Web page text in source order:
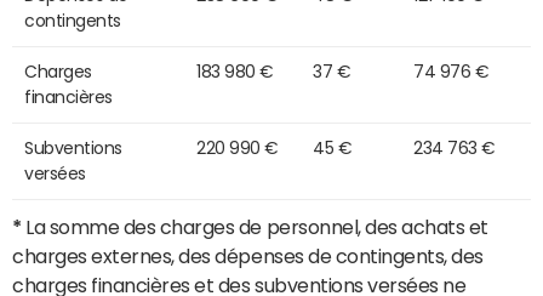
contingents
Charges
financières
183 980 € 37 € 74 976 €
Subventions
versées
220 990 € 45 € 234 763 €
* La somme des charges de personnel, des achats et
charges externes, des dépenses de contingents, des
charges financières et des subventions versées ne